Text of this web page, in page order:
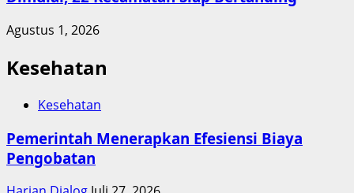
Agustus 1, 2026
Kesehatan
Kesehatan
Pemerintah Menerapkan Efesiensi Biaya
Pengobatan